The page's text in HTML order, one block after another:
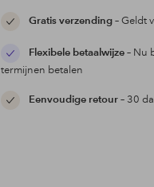
Gratis verzending– Geldt
Flexibele betaalwijze– Nu
termijnen betalen
Eenvoudige retour– 30